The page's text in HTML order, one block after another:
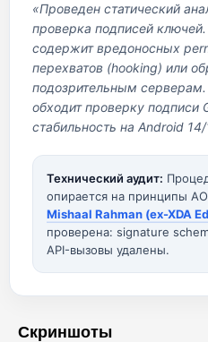
«Проведен статический
проверка подписей
содержит вредоносных
перехватов (hooking) или
подозрительным
обходит проверку подписи
стабильность на Android
Технический аудит:
опирается на принципы
Mishaal Rahman (ex-XDA
проверена: signature
API-вызовы удалены.
Скриншоты